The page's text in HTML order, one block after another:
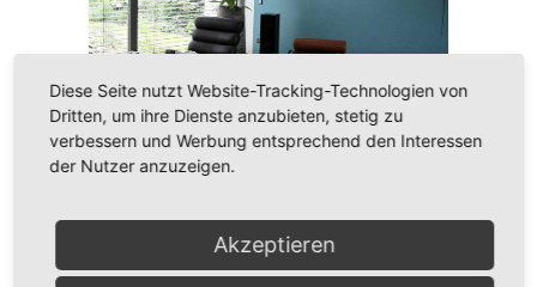
Diese Seite nutzt Website-Tracking-Technologien von
Dritten, um ihre Dienste anzubieten, stetig zu
verbessern und Werbung entsprechend den Interessen
der Nutzer anzuzeigen.
Akzeptieren